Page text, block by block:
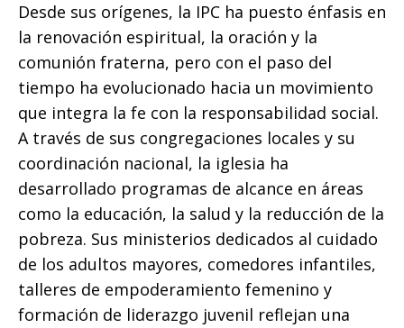
Desde sus orígenes, la IPC ha puesto énfasis en
la renovación espiritual, la oración y la
comunión fraterna, pero con el paso del
tiempo ha evolucionado hacia un movimiento
que integra la fe con la responsabilidad social.
A través de sus congregaciones locales y su
coordinación nacional, la iglesia ha
desarrollado programas de alcance en áreas
como la educación, la salud y la reducción de la
pobreza. Sus ministerios dedicados al cuidado
de los adultos mayores, comedores infantiles,
talleres de empoderamiento femenino y
formación de liderazgo juvenil reflejan una